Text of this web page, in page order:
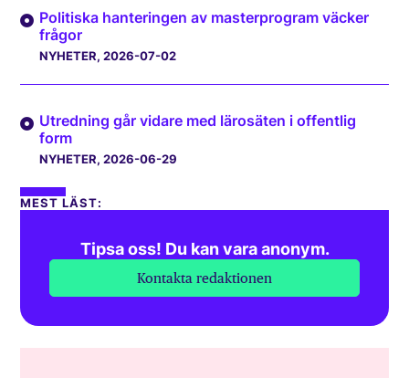
Politiska hanteringen av masterprogram väcker
frågor
NYHETER, 2026-07-02
Utredning går vidare med lärosäten i offentlig
form
NYHETER, 2026-06-29
MEST LÄST:
Tipsa oss! Du kan vara anonym.
Kontakta redaktionen